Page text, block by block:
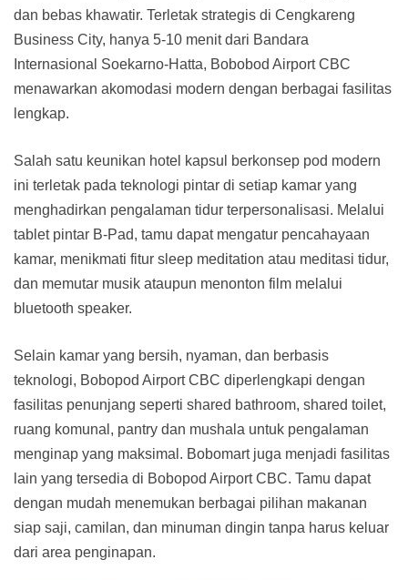
dan bebas khawatir. Terletak strategis di Cengkareng
Business City, hanya 5-10 menit dari Bandara
Internasional Soekarno-Hatta, Bobobod Airport CBC
menawarkan akomodasi modern dengan berbagai fasilitas
lengkap.
Salah satu keunikan hotel kapsul berkonsep pod modern
ini terletak pada teknologi pintar di setiap kamar yang
menghadirkan pengalaman tidur terpersonalisasi. Melalui
tablet pintar B-Pad, tamu dapat mengatur pencahayaan
kamar, menikmati fitur sleep meditation atau meditasi tidur,
dan memutar musik ataupun menonton film melalui
bluetooth speaker.
Selain kamar yang bersih, nyaman, dan berbasis
teknologi, Bobopod Airport CBC diperlengkapi dengan
fasilitas penunjang seperti shared bathroom, shared toilet,
ruang komunal, pantry dan mushala untuk pengalaman
menginap yang maksimal. Bobomart juga menjadi fasilitas
lain yang tersedia di Bobopod Airport CBC. Tamu dapat
dengan mudah menemukan berbagai pilihan makanan
siap saji, camilan, dan minuman dingin tanpa harus keluar
dari area penginapan.